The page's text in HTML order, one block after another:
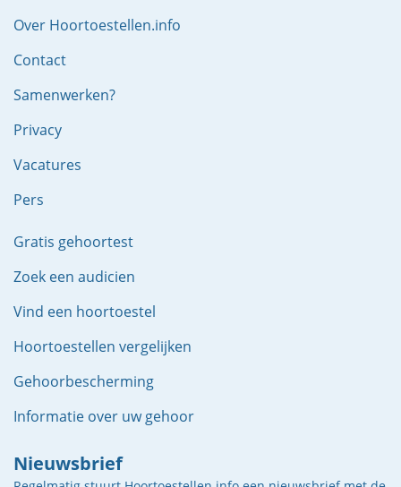
Over Hoortoestellen.info
Contact
Samenwerken?
Privacy
Vacatures
Pers
Gratis gehoortest
Zoek een audicien
Vind een hoortoestel
Hoortoestellen vergelijken
Gehoorbescherming
Informatie over uw gehoor
Nieuwsbrief